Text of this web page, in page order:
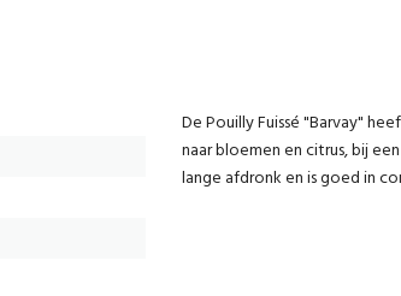
De Pouilly Fuissé "Barvay"
naar bloemen en citrus, bij
lange afdronk en is goed in